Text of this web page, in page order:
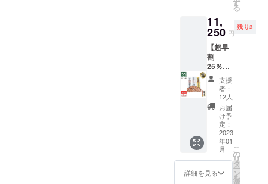
１社
&【特
典】屋
久杉 開
運木札
（七福
宝船）×
１個 ※
製造状
況によ
り出荷
時期が
遅れる
場合、
早急に
ご連絡
致しま
円
（税・
送料
込） →
10,200
円
（税・
送料
込）
【内
容】 ■
神木屋
久杉・
壁掛け
用雲型
（コン
パク
す
る
11,
250 円
残り3
【超早
割
25％】
神木屋
久杉・
壁掛け
用雲型
（スタ
ンダー
ド） 15
社限定
★提供
付き★
割引
25%OF
支援
者：
12人
お届
け予
定：
2023
年01
月
詳細を見る
こ
の
リ
タ
ー
ン
を